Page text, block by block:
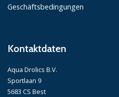
Geschäftsbedingungen
Kontaktdaten
Aqua Drolics B.V.
Sportlaan 9
5683 CS Best